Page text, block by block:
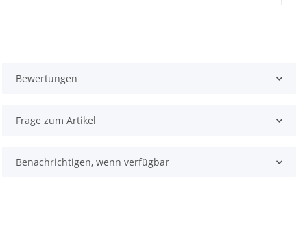
Bewertungen
Frage zum Artikel
Benachrichtigen, wenn verfügbar